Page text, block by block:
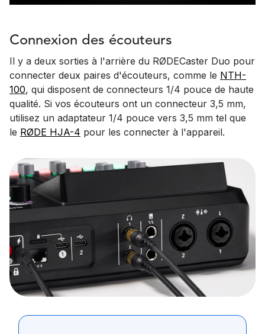
Connexion des écouteurs
Il y a deux sorties à l'arrière du RØDECaster Duo pour
connecter deux paires d'écouteurs, comme le NTH-
100, qui disposent de connecteurs 1/4 pouce de haute
qualité. Si vos écouteurs ont un connecteur 3,5 mm,
utilisez un adaptateur 1/4 pouce vers 3,5 mm tel que
le RØDE HJA-4 pour les connecter à l'appareil.